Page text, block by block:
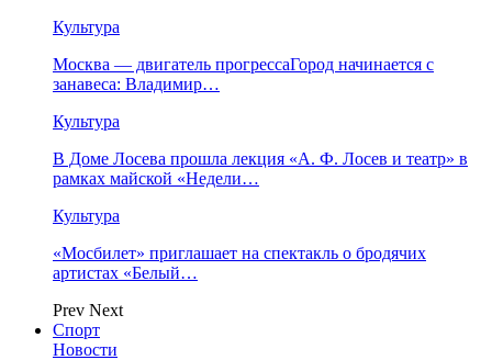
Культура
Москва — двигатель прогрессаГород начинается с
занавеса: Владимир…
Культура
В Доме Лосева прошла лекция «А. Ф. Лосев и театр» в
рамках майской «Недели…
Культура
«Мосбилет» приглашает на спектакль о бродячих
артистах «Белый…
Prev Next
Спорт
Новости